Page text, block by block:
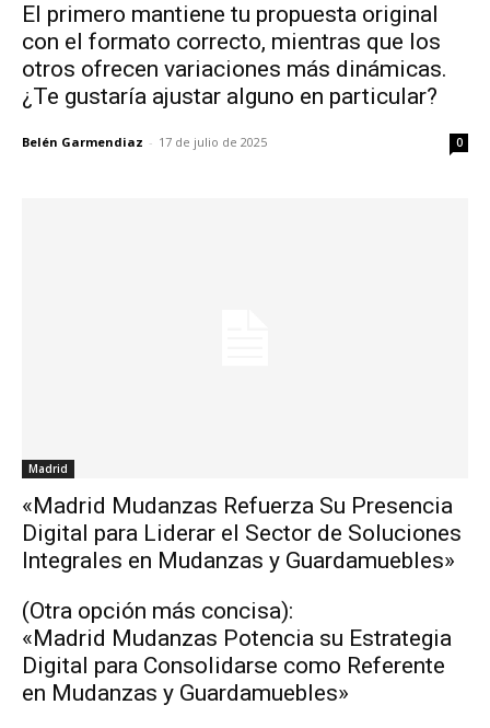
El primero mantiene tu propuesta original
con el formato correcto, mientras que los
otros ofrecen variaciones más dinámicas.
¿Te gustaría ajustar alguno en particular?
Belén Garmendiaz - 17 de julio de 2025 0
Madrid
«Madrid Mudanzas Refuerza Su Presencia
Digital para Liderar el Sector de Soluciones
Integrales en Mudanzas y Guardamuebles»
(Otra opción más concisa):
«Madrid Mudanzas Potencia su Estrategia
Digital para Consolidarse como Referente
en Mudanzas y Guardamuebles»